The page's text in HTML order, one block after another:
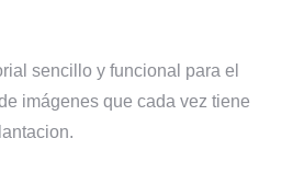
sencillo y funcional para el
imágenes que cada vez tiene